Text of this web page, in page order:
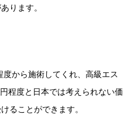
ります。
から施術してくれ、高級エス
程度と日本では考えられない価
ることができます。